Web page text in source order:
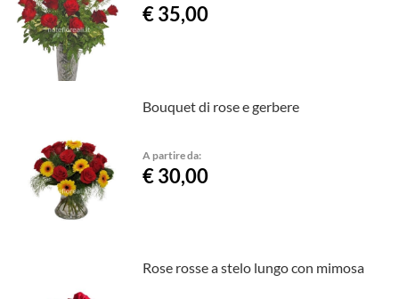
€ 35,00
Bouquet di rose e gerbere
A partire da:
€ 30,00
Rose rosse a stelo lungo con mimosa